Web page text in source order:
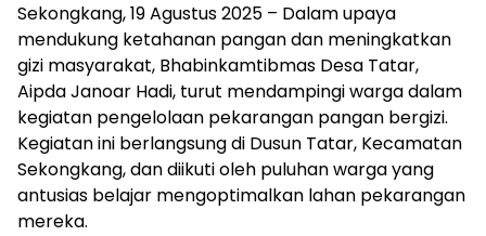
Sekongkang, 19 Agustus 2025 – Dalam upaya
mendukung ketahanan pangan dan meningkatkan
gizi masyarakat, Bhabinkamtibmas Desa Tatar,
Aipda Janoar Hadi, turut mendampingi warga dalam
kegiatan pengelolaan pekarangan pangan bergizi.
Kegiatan ini berlangsung di Dusun Tatar, Kecamatan
Sekongkang, dan diikuti oleh puluhan warga yang
antusias belajar mengoptimalkan lahan pekarangan
mereka.